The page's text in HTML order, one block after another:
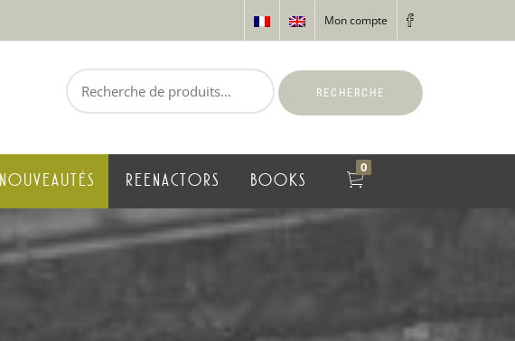
Mon compte
RECHERCHE
NOUVEAUTÉS REENACTORS BOOKS
0